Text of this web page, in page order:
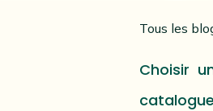
Tous les
Choisir